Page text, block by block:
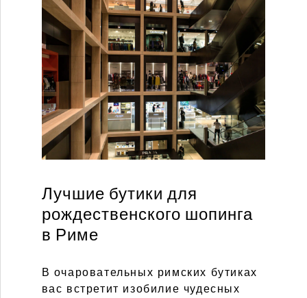
Лучшие бутики для
рождественского шопинга
в Риме
В очаровательных римских бутиках
вас встретит изобилие чудесных